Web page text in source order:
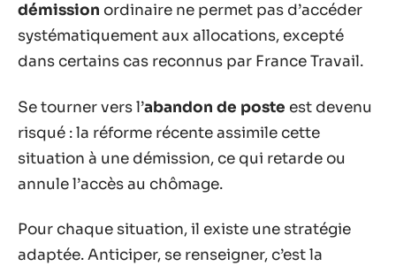
démission ordinaire ne permet pas d’accéder
systématiquement aux allocations, excepté
dans certains cas reconnus par France Travail.
Se tourner vers l’abandon de poste est devenu
risqué : la réforme récente assimile cette
situation à une démission, ce qui retarde ou
annule l’accès au chômage.
Pour chaque situation, il existe une stratégie
adaptée. Anticiper, se renseigner, c’est la